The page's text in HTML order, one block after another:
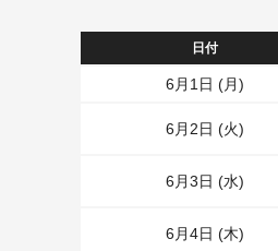
日付
6月1日 (月)
6月2日 (火)
6月3日 (水)
6月4日 (木)